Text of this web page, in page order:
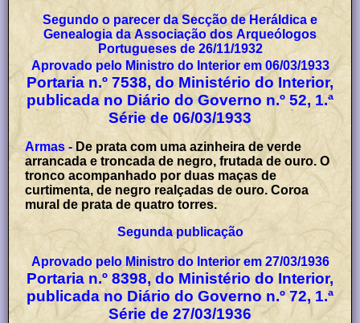
Segundo o parecer da Secção de Heráldica e
Genealogia da Associação dos Arqueólogos
Portugueses de 26/11/1932
Aprovado pelo Ministro do Interior em 06/03/1933
Portaria n.º 7538, do Ministério do Interior,
publicada no Diário do Governo n.º 52, 1.ª
Série de 06/03/1933
Armas - De prata com uma azinheira de verde
arrancada e troncada de negro, frutada de ouro. O
tronco acompanhado por duas maças de
curtimenta, de negro realçadas de ouro. Coroa
mural de prata de quatro torres.
Segunda publicação
Aprovado pelo Ministro do Interior em 27/03/1936
Portaria n.º 8398, do Ministério do Interior,
publicada no Diário do Governo n.º 72, 1.ª
Série de 27/03/1936